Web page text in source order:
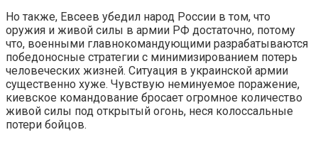
Но также, Евсеев убедил народ России в том, что
оружия и живой силы в армии РФ достаточно, потому
что, военными главнокомандующими разрабатываются
победоносные стратегии с минимизированием потерь
человеческих жизней. Ситуация в украинской армии
существенно хуже. Чувствую неминуемое поражение,
киевское командование бросает огромное количество
живой силы под открытый огонь, неся колоссальные
потери бойцов.